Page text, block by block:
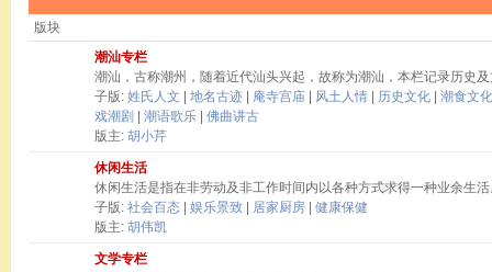
版块
潮汕专栏
潮汕，古称潮州，随着近代汕头兴起，故称为潮汕，本栏记录历史
子版: 姓氏人文 地名古迹 庵寺宫庙 风土人情 历史文化
潮食文化
戏潮剧
潮语歌乐
佛曲讲古
版主: 胡小芹
休闲生活
休闲生活是指在非劳动及非工作时间内以各种方式求得一种业余生
子版: 社会百态 娱乐景致 居家厨房
健康保健
版主: 胡伟凯
文学专栏